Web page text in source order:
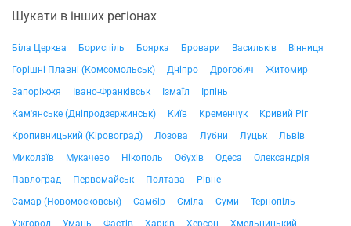
Шукати в інших регіонах
Біла Церква Бориспіль Боярка Бровари Васильків
Вінниця
Горішні Плавні (Комсомольськ)
Дніпро Дрогобич
Житомир
Запоріжжя
Івано-Франківськ Ізмаїл
Ірпінь
Кам'янське (Дніпродзержинськ)
Київ Кременчук
Кривий Ріг
Кропивницький (Кіровоград)
Лозова Лубни Луцьк
Львів
Миколаїв
Мукачево Нікополь Обухів Одеса
Олександрія
Павлоград
Первомайськ Полтава
Рівне
Самар (Новомосковськ)
Самбір Сміла Суми
Тернопіль
Ужгород
Умань Фастів Харків Херсон
Хмельницький